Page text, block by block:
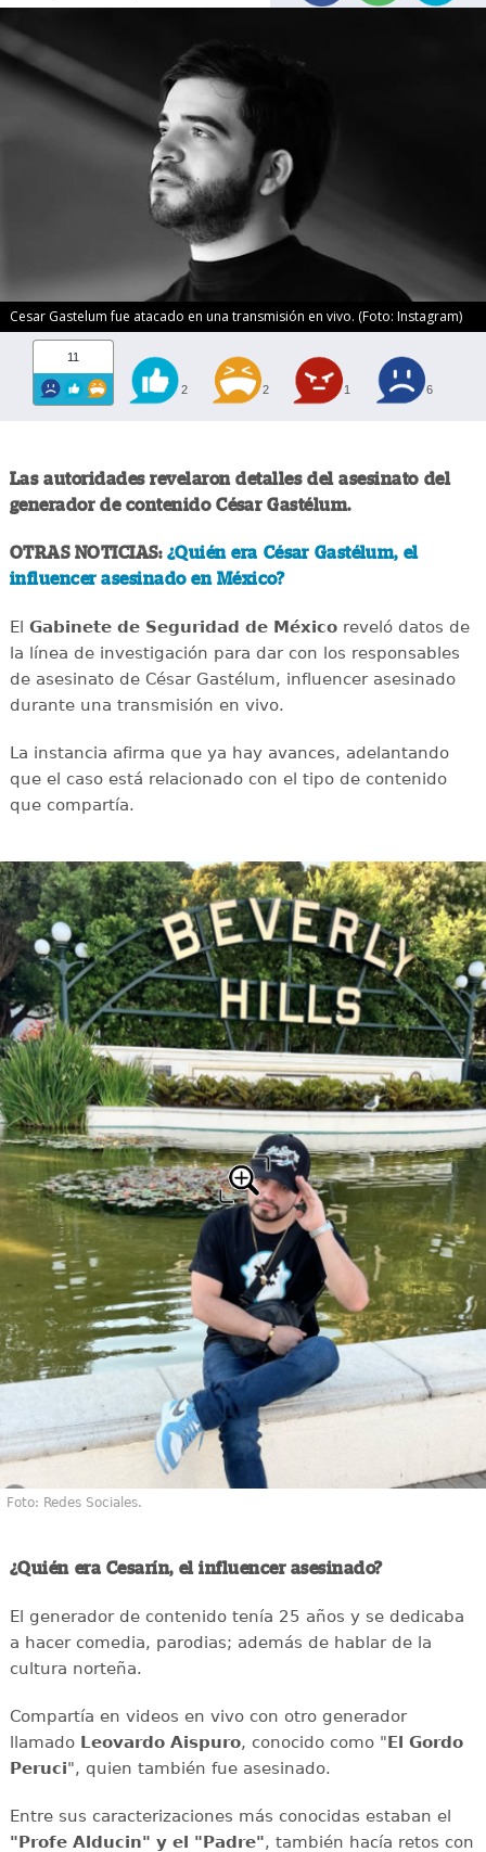
Cesar Gastelum fue atacado en una transmisión en vivo. (Foto: Instagram)
11
2 2 1 6
Las autoridades revelaron detalles del asesinato del
generador de contenido César Gastélum.
OTRAS NOTICIAS: ¿Quién era César Gastélum, el
influencer asesinado en México?
El Gabinete de Seguridad de Méxicoreveló datos de
la línea de investigación para dar con los responsables
de asesinato de César Gastélum, influencer asesinado
durante una transmisión en vivo.
La instancia afirma que ya hay avances, adelantando
que el caso está relacionado con el tipo de contenido
que compartía.
Foto: Redes Sociales.
¿Quién era Cesarín, el influencer asesinado?
El generador de contenido tenía 25 años y se dedicaba
a hacer comedia, parodias; además de hablar de la
cultura norteña.
Compartía en videos en vivo con otro generador
llamadoLeovardo Aispuro, conocido como "El Gordo
Peruci", quien también fue asesinado.
Entre sus caracterizaciones más conocidas estaban el
"Profe Alducin" y el "Padre", también hacía retos con